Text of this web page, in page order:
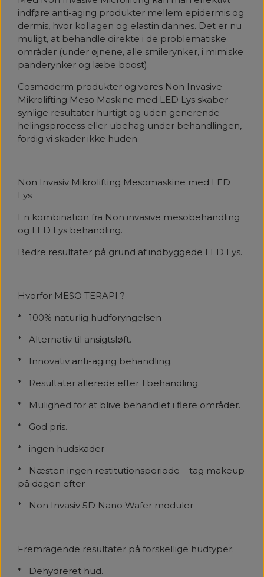
indføre anti-aging produkter mellem epidermis og
dermis, hvor kollagen og elastin dannes. Det er nu
muligt, at behandle direkte i de problematiske
områder (under øjnene, alle smilerynker, i mimiske
panderynker og læbe boost).
Cosmaderm produkter og vores Non Invasive
Mikrolifting Meso Maskine med LED Lys skaber
synlige resultater hurtigt og uden generende
helingsprocess eller ubehag under behandlingen,
fordig vi skader ikke huden.
Non Invasiv Mikrolifting Mesomaskine med LED
Lys
En kombination fra Non invasive mesobehandling
og LED Lys behandling.
Bedre resultater på grund af indbyggede LED Lys.
Hvorfor MESO TERAPI ?
* 100% naturlig hudforyngelsen
* Alternativ til ansigtsløft.
* Innovativ anti-aging behandling.
* Resultater allerede efter 1.behandling.
* Mulighed for at blive behandlet i flere områder.
* God pris.
* ingen hudskader
* Næsten ingen restitutionsperiode – tag makeup
på dagen efter
* Non Invasiv 5D Nano Wafer moduler
Fremragende resultater på forskellige hudtyper:
* Dehydreret hud.